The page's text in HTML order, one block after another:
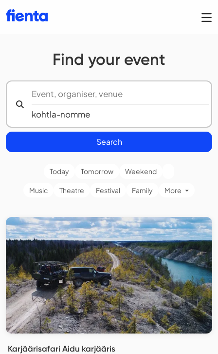
Find your event
Search
Today Tomorrow Weekend
Music Theatre Festival Family More
Karjäärisafari Aidu karjääris